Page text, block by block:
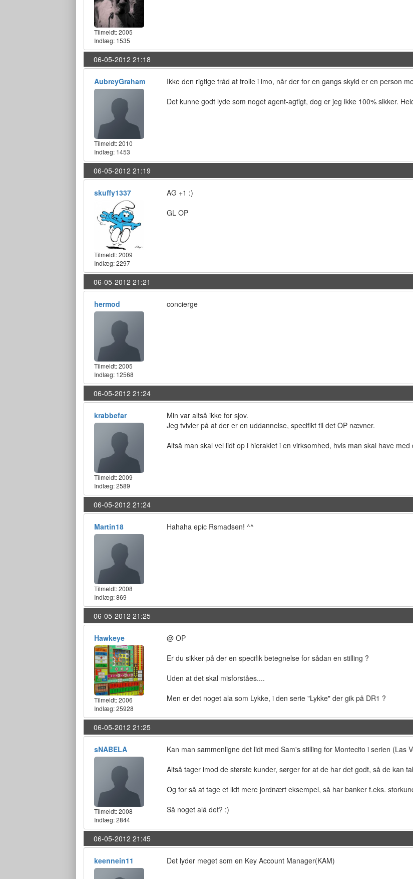
Tilmeldt:2005
Indlæg: 1535
06-05-2012 21:18
AubreyGraham
Tilmeldt:2010
Indlæg: 1453
Ikke den rigtige tråd at trolle i imo, når der for en gangs skyld er en person
Det kunne godt lyde som noget agent-agtigt, dog er jeg ikke 100% sikker.
06-05-2012 21:19
skuffy1337
Tilmeldt:2009
Indlæg: 2297
AG +1 :)
GL OP
06-05-2012 21:21
hermod
Tilmeldt:2005
Indlæg: 12568
concierge
06-05-2012 21:24
krabbefar
Tilmeldt:2009
Indlæg: 2589
Min var altså ikke for sjov.
Jeg tvivler på at der er en uddannelse, specifikt til det OP nævner.
Altså man skal vel lidt op i hierakiet i en virksomhed, hvis man skal have
06-05-2012 21:24
Martin18
Tilmeldt:2008
Indlæg: 869
Hahaha epic Rsmadsen! ^^
06-05-2012 21:25
Hawkeye
Tilmeldt:2006
Indlæg: 25928
@ OP
Er du sikker på der en specifik betegnelse for sådan en stilling ?
Uden at det skal misforståes....
Men er det noget ala som Lykke, i den serie "Lykke" der gik på DR1 ?
06-05-2012 21:25
sNABELA
Tilmeldt:2008
Indlæg: 2844
Kan man sammenligne det lidt med Sam's stilling for Montecito i serien (Las
Altså tager imod de største kunder, sørger for at de har det godt, så de kan
Og for så at tage et lidt mere jordnært eksempel, så har banker f.eks.
Så noget alá det? :)
06-05-2012 21:45
keennein11 Det lyder meget som en Key Account Manager(KAM)